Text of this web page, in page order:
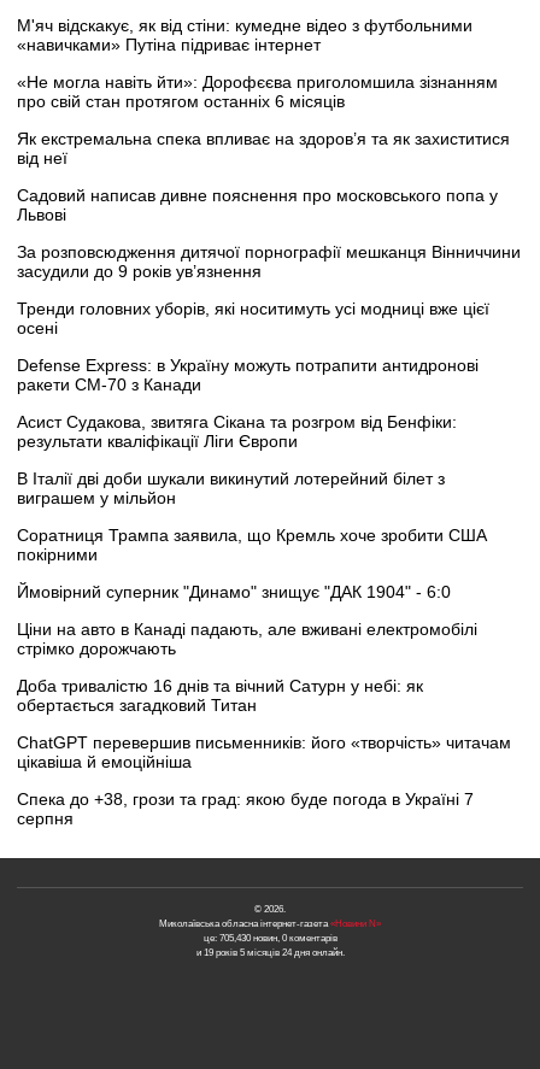
М'яч відскакує, як від стіни: кумедне відео з футбольними
«навичками» Путіна підриває інтернет
«Не могла навіть йти»: Дорофєєва приголомшила зізнанням
про свій стан протягом останніх 6 місяців
Як екстремальна спека впливає на здоров’я та як захиститися
від неї
Садовий написав дивне пояснення про московського попа у
Львові
За розповсюдження дитячої порнографії мешканця Вінниччини
засудили до 9 років ув’язнення
Тренди головних уборів, які носитимуть усі модниці вже цієї
осені
Defense Express: в Україну можуть потрапити антидронові
ракети CM-70 з Канади
Асист Судакова, звитяга Сікана та розгром від Бенфіки:
результати кваліфікації Ліги Європи
В Італії дві доби шукали викинутий лотерейний білет з
виграшем у мільйон
Соратниця Трампа заявила, що Кремль хоче зробити США
покірними
Ймовірний суперник "Динамо" знищує "ДАК 1904" - 6:0
Ціни на авто в Канаді падають, але вживані електромобілі
стрімко дорожчають
Доба тривалістю 16 днів та вічний Сатурн у небі: як
обертається загадковий Титан
ChatGPT перевершив письменників: його «творчість» читачам
цікавіша й емоційніша
Спека до +38, грози та град: якою буде погода в Україні 7
серпня
© 2026.
Миколаївська обласна інтернет-газета«Новини N»
це: 705,430 новин, 0 коментарів
и 19 років 5 місяців 24 дня онлайн.